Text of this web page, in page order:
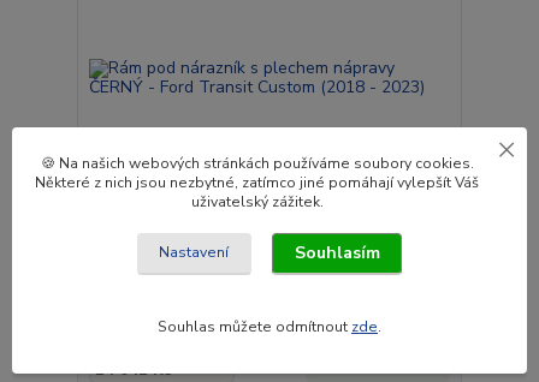
Rám pod nárazník s plechem nápravy ČERNÝ -
16 990 Kč
14 041 Kč
🍪 Na našich webových stránkách používáme soubory cookies.
Některé z nich jsou nezbytné, zatímco jiné pomáhají vylepšít Váš
uživatelský zážitek.
Nastavení Souhlasím
Souhlas můžete odmítnout zde.